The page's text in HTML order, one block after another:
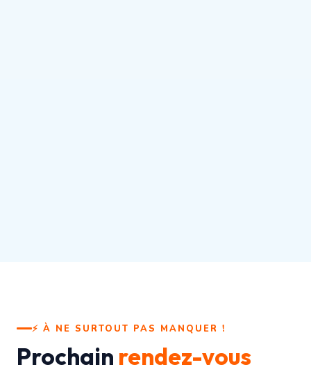
⚡ À NE SURTOUT PAS MANQUER !
Prochain rendez-vous